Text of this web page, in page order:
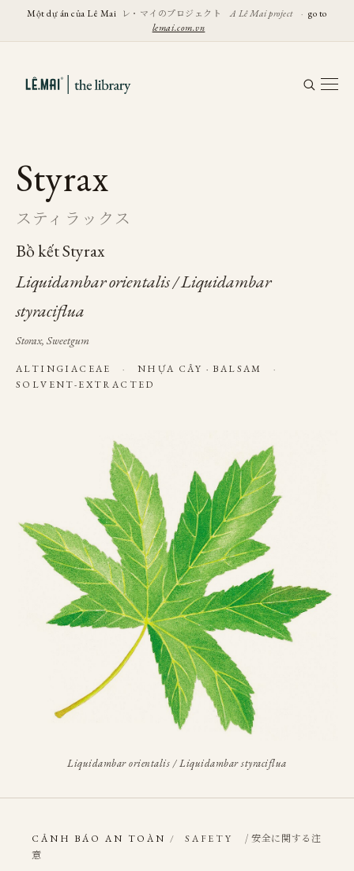
Một dự án của Lê Mai レ・マイのプロジェクト A Lê Mai project · go to
lemai.com.vn
Styrax
スティラックス
Bồ kết Styrax
Liquidambar orientalis / Liquidambar
styraciflua
Storax, Sweetgum
ALTINGIACEAE · NHỰA CÂY · BALSAM
·
SOLVENT-EXTRACTED
Liquidambar orientalis / Liquidambar styraciflua
CẢNH BÁO AN TOÀN / SAFETY
/ 安全に関する注
意